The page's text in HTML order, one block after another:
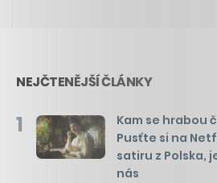
NEJČTENĚJŠÍ ČLÁNKY
1
Kam se hrabou
Pusťte si na
satiru z Polska,
nás